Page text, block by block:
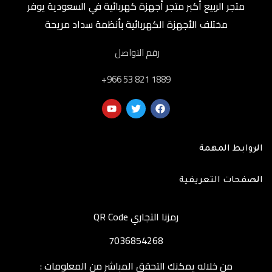
متجر الربيع أكبر متجر أجهزة كهربائية في السعودية يوفر
مختلف الأجهزة الكهربائية بأنظمة سداد مريحة
رقم التواصل
‎+966 53 821 1889
الروابط المهمة
الصفحات التعريفية
رمزنا التجاري QR Code
7036854268
من خلاله يمكنك التحقق المباشر من المعلومات :